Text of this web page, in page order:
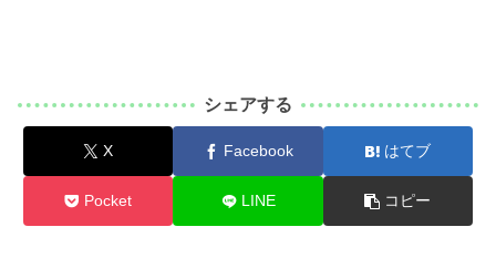
シェアする
X Facebook はてブ
Pocket LINE コピー